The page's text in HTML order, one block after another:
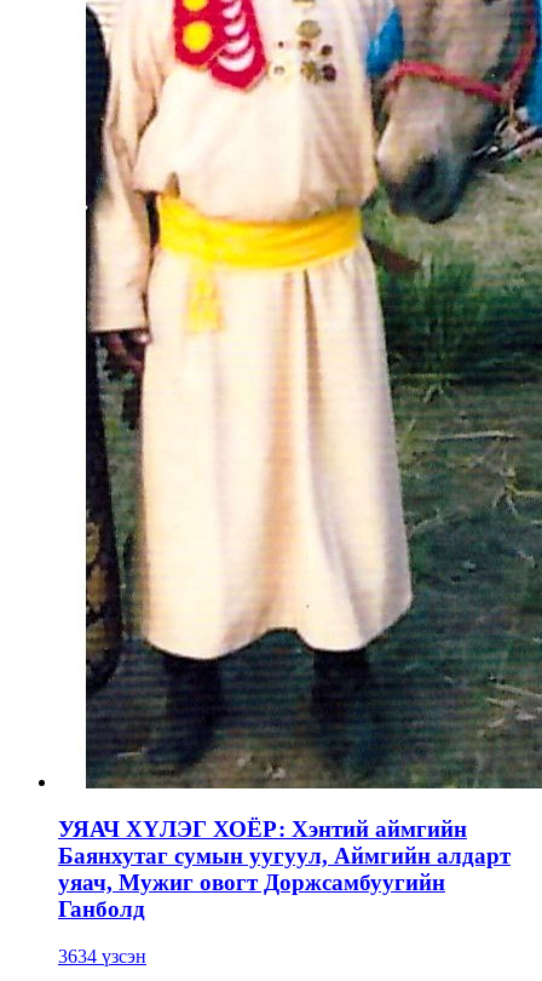
УЯАЧ ХҮЛЭГ ХОЁР: Хэнтий аймгийн
Баянхутаг сумын уугуул, Аймгийн алдарт
уяач, Мужиг овогт Доржсамбуугийн
Ганболд
3634 үзсэн